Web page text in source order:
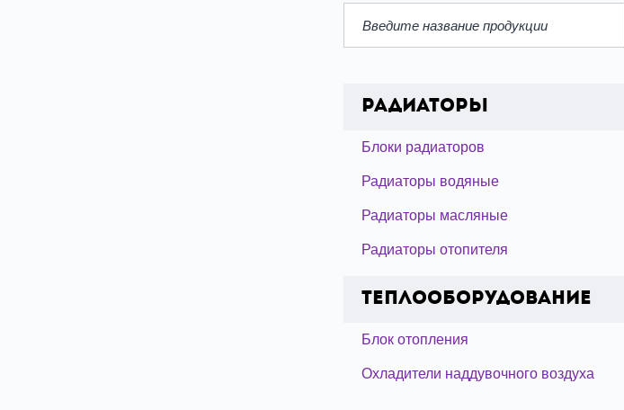
Радиаторы
Блоки радиаторов
Радиаторы водяные
Радиаторы масляные
Радиаторы отопителя
Теплооборудование
Блок отопления
Охладители наддувочного воздуха